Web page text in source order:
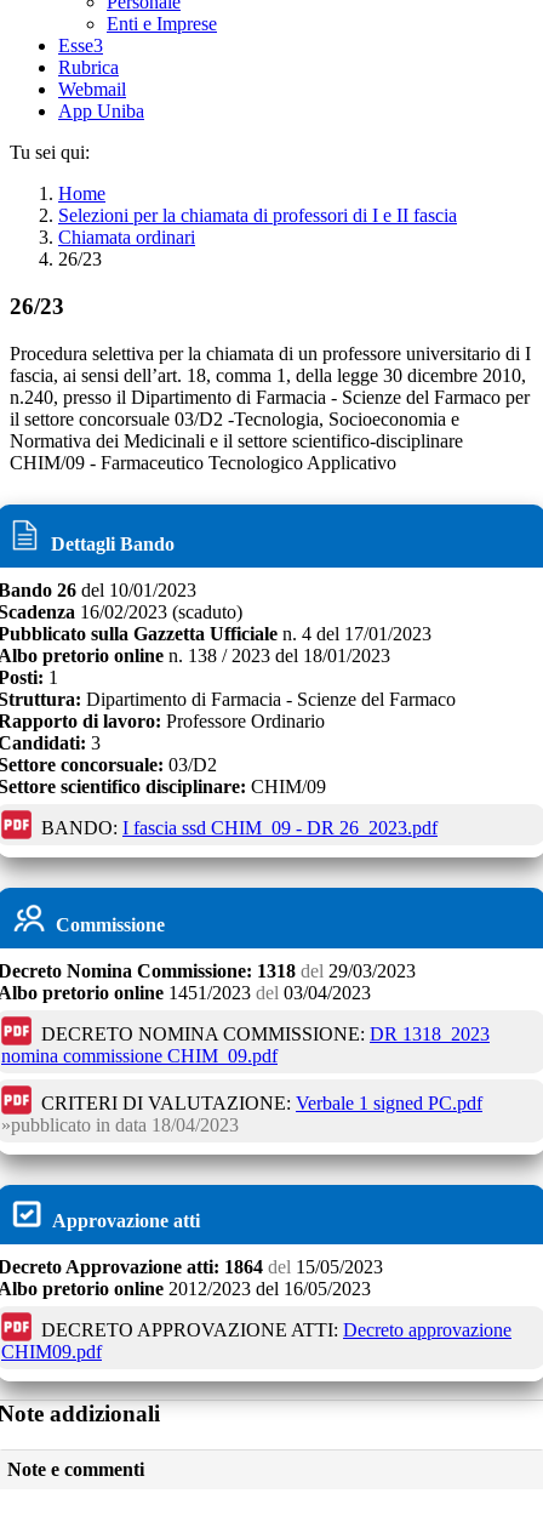
Enti e Imprese
Esse3
Rubrica
Webmail
App Uniba
Tu sei qui:
Home
Selezioni per la chiamata di professori di I e II fascia
Chiamata ordinari
26/23
26/23
Procedura selettiva per la chiamata di un professore universitario di I
fascia, ai sensi dell’art. 18, comma 1, della legge 30 dicembre 2010,
n.240, presso il Dipartimento di Farmacia - Scienze del Farmaco per
il settore concorsuale 03/D2 -Tecnologia, Socioeconomia e
Normativa dei Medicinali e il settore scientifico-disciplinare
CHIM/09 - Farmaceutico Tecnologico Applicativo
Dettagli Bando
26 del 10/01/2023
16/02/2023 (scaduto)
sulla Gazzetta Ufficiale n. 4 del 17/01/2023
pretorio online n. 138 / 2023 del 18/01/2023
1
Dipartimento di Farmacia - Scienze del Farmaco
di lavoro: Professore Ordinario
3
concorsuale: 03/D2
scientifico disciplinare: CHIM/09
BANDO: I fascia ssd CHIM_09 - DR 26_2023.pdf
Commissione
Nomina Commissione: 1318 del 29/03/2023
pretorio online 1451/2023 del 03/04/2023
DECRETO NOMINA COMMISSIONE: DR 1318_2023
nomina commissione CHIM_09.pdf
CRITERI DI VALUTAZIONE: Verbale 1 signed PC.pdf
pubblicato in data 18/04/2023
Approvazione atti
Approvazione atti: 1864 del 15/05/2023
pretorio online 2012/2023 del 16/05/2023
DECRETO APPROVAZIONE ATTI: Decreto approvazione
CHIM09.pdf
addizionali
Note e commenti